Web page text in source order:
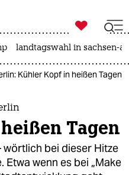

taz zahl ich
landtagswahl in sachsen-
Kühler Kopf in heißen Tagen
Tagen
bei dieser Hitze
wenn es bei „Make